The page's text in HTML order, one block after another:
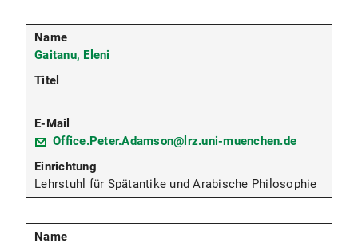
Gaitanu, Eleni
Office.Peter.Adamson@lrz.uni-muenchen.de
Lehrstuhl für Spätantike und Arabische Philosophie